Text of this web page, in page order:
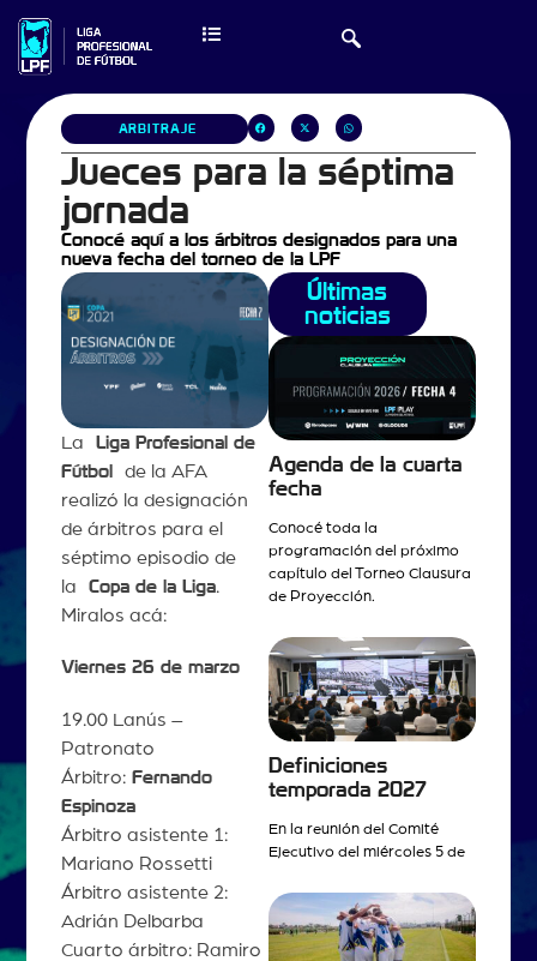
ARBITRAJE
Jueces para la séptima
jornada
Conocé aquí a los árbitros designados para una
nueva fecha del torneo de la LPF
La Liga Profesional de
Fútbol
de la AFA
realizó la designación
de árbitros para el
séptimo episodio de
la Copa de la Liga.
Miralos acá:
Viernes 26 de marzo
19.00 Lanús –
Patronato
Árbitro:Fernando
Espinoza
Árbitro asistente 1:
Mariano Rossetti
Árbitro asistente 2:
Adrián Delbarba
Cuarto árbitro: Ramiro
Últimas
noticias
Agenda de la cuarta
fecha
Conocé toda la
programación del próximo
capítulo del Torneo Clausura
de Proyección.
Definiciones
temporada 2027
En la reunión del Comité
Ejecutivo del miércoles 5 de